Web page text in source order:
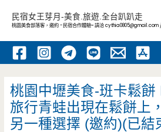
內
民宿女王芽月-美食.旅遊.全台趴趴走
桃園美食部落客，邀約 -民宿合作體驗~ 請洽cythia0805@gmail.com
桃園中壢美食-班卡鬆餅
旅行青蛙出現在鬆餅上
另一種選擇 (邀約)(已結